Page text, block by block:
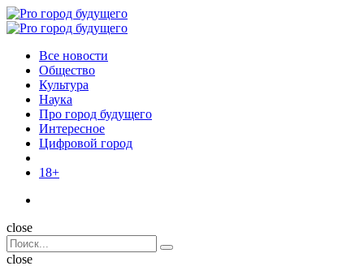
Menu
Поиск
Menu
Pro
Все новости
Общество
Культура
Наука
Про город будущего
Интересное
Цифровой город
18+
Поиск
close
Search
for:
Поиск
close